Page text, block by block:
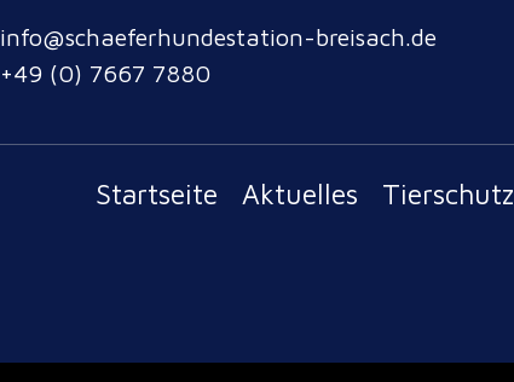
info@schaeferhundestation-breisach.de
+49 (0) 7667 7880
Startseite Aktuelles Tierschutz